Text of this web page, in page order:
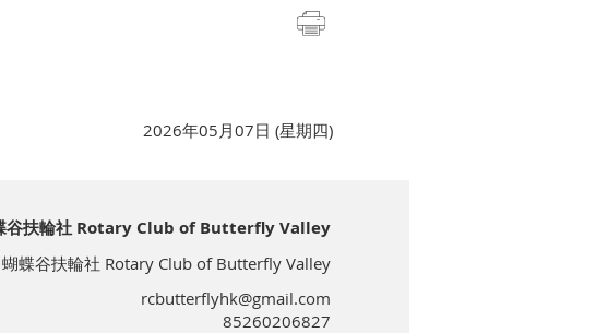
2026年05月07日 (星期四)
谷扶輪社 Rotary Club of Butterfly Valley
蝴蝶谷扶輪社 Rotary Club of Butterfly Valley
rcbutterflyhk@gmail.com
85260206827